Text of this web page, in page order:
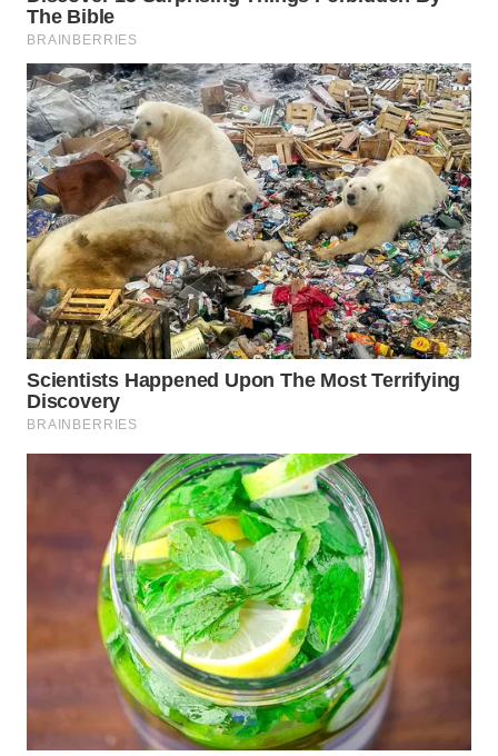
WN
WN
BINJAI
WN
CIREBON
WN
INDRAMAYU
WN
KUNINGAN
MAJALENGKA
SUBANG
SUKABUMI
PURWAKARTA